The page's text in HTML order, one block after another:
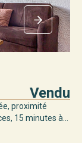
Vendu
proximité
15 minutes à...